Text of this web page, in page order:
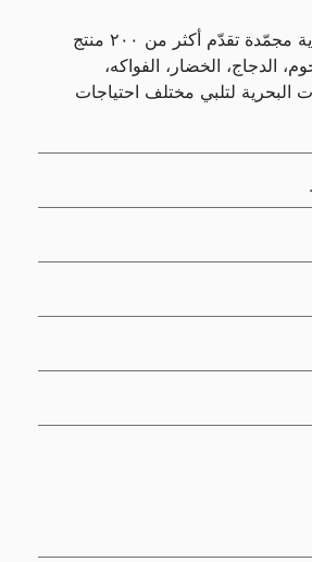
الكبير شركة أغذية مجمّدة تقدّم أكثر من ٢٠٠ منتج
الدجاج، الخضار، الفواكه،
البحرية لتلبي مختلف احتياجات